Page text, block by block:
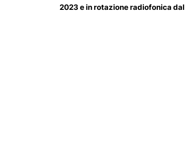
2023 e in rotazione radiofonica dal